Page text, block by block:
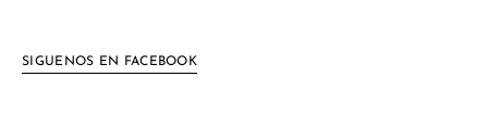
SIGUENOS EN FACEBOOK